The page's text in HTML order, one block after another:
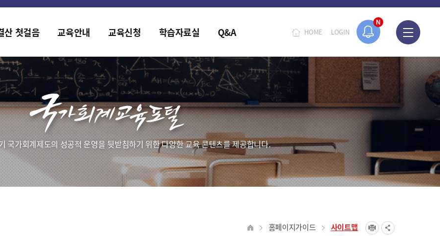
N
2019년도 국가회계 전문교육 사전수요조사 안내
HOME LOGIN
산 첫걸음 교육안내 교육신청 학습자료실 Q&A
국가회계제도의 성공적 운영을 뒷받침하기 위한 다양한 교육 콘텐츠를 제공합니다.
홈페이지가이드 사이트맵